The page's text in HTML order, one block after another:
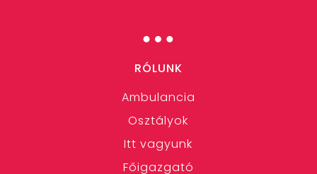
…
RÓLUNK
Ambulancia
Osztályok
Itt vagyunk
Főigazgató